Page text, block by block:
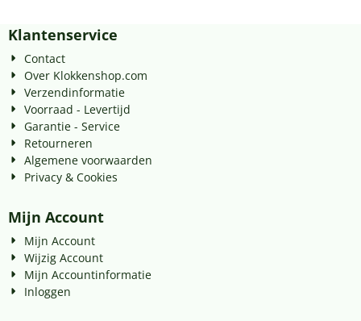
Klantenservice
Contact
Over Klokkenshop.com
Verzendinformatie
Voorraad - Levertijd
Garantie - Service
Retourneren
Algemene voorwaarden
Privacy & Cookies
Mijn Account
Mijn Account
Wijzig Account
Mijn Accountinformatie
Inloggen